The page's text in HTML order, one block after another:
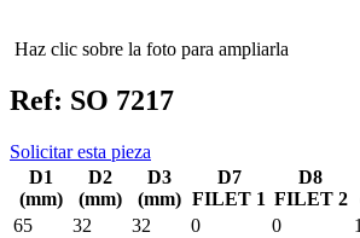
Haz clic sobre la foto para ampliarla
Ref: SO 7217
Solicitar esta pieza
D1
(mm)
D2
(mm)
D3
(mm)
D7
FILET 1
D8
FILET 2
65
32 32 0 0